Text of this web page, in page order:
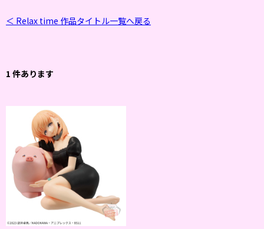
＜ Relax time 作品タイトル一覧へ戻る
1 件あります